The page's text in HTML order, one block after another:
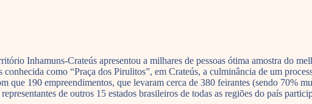
Inhamuns-Crateús apresentou a milhares de pessoas ótima amostra do
como “Praça dos Pirulitos”, em Crateús, a culminância de um
que 190 empreendimentos, que levaram cerca de 380 feirantes (sendo 70%
de outros 15 estados brasileiros de todas as regiões do país